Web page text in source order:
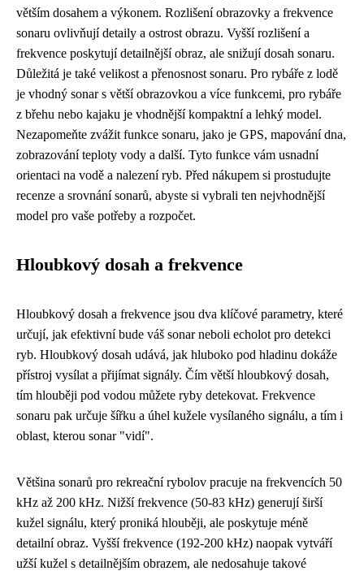
větším dosahem a výkonem. Rozlišení obrazovky a frekvence
sonaru ovlivňují detaily a ostrost obrazu. Vyšší rozlišení a
frekvence poskytují detailnější obraz, ale snižují dosah sonaru.
Důležitá je také velikost a přenosnost sonaru. Pro rybáře z lodě
je vhodný sonar s větší obrazovkou a více funkcemi, pro rybáře
z břehu nebo kajaku je vhodnější kompaktní a lehký model.
Nezapomeňte zvážit funkce sonaru, jako je GPS, mapování dna,
zobrazování teploty vody a další. Tyto funkce vám usnadní
orientaci na vodě a nalezení ryb. Před nákupem si prostudujte
recenze a srovnání sonarů, abyste si vybrali ten nejvhodnější
model pro vaše potřeby a rozpočet.
Hloubkový dosah a frekvence
Hloubkový dosah a frekvence jsou dva klíčové parametry, které
určují, jak efektivní bude váš sonar neboli echolot pro detekci
ryb. Hloubkový dosah udává, jak hluboko pod hladinu dokáže
přístroj vysílat a přijímat signály. Čím větší hloubkový dosah,
tím hlouběji pod vodou můžete ryby detekovat. Frekvence
sonaru pak určuje šířku a úhel kužele vysílaného signálu, a tím i
oblast, kterou sonar "vidí".
Většina sonarů pro rekreační rybolov pracuje na frekvencích 50
kHz až 200 kHz. Nižší frekvence (50-83 kHz) generují širší
kužel signálu, který proniká hlouběji, ale poskytuje méně
detailní obraz. Vyšší frekvence (192-200 kHz) naopak vytváří
užší kužel s detailnějším obrazem, ale nedosahuje takové